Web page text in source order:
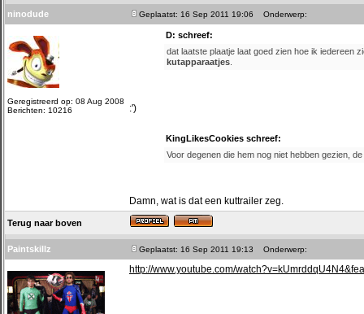
ninodude Geplaatst: 16 Sep 2011 19:06 Onderwerp:
Geregistreerd op: 08 Aug 2008
Berichten: 10216
D: schreef:
dat laatste plaatje laat goed zien hoe ik iedereen
kutapparaatjes
:')
KingLikesCookies schreef:
Voor degenen die hem nog niet hebben gezien,
Damn, wat is dat een kuttrailer zeg.
Terug naar boven
Paintskillz Geplaatst: 16 Sep 2011 19:13 Onderwerp:
http://www.youtube.com/